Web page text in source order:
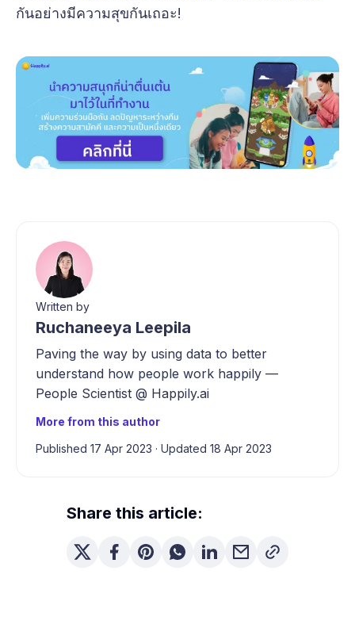
กันอย่างมีความสุขกันเถอะ!
Written by
Ruchaneeya Leepila
Paving the way by using data to better
understand how people work happily —
People Scientist @ Happily.ai
More from this author
Published 17 Apr 2023 · Updated 18 Apr 2023
Share this article: